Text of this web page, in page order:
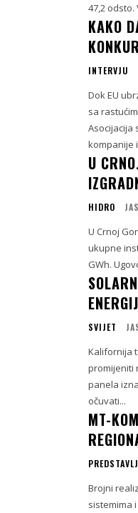
47,2
KAKO
INTERVJU
Dok EU
sa
Asocijacija
kompanije
U
HIDRO
U Crnoj
ukupne
GWh.
SVIJET
Kalifornija
promijeniti
panela
očuvati...
MT-
Brojni
sistemima